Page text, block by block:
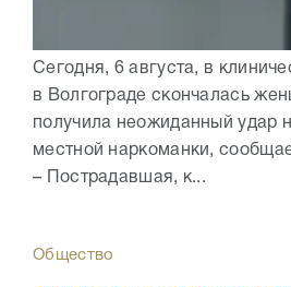
Сегодня, 6 августа, в
в Волгограде скончалась
получила неожиданный удар
местной наркоманки,
– Пострадавшая, к...
Общество